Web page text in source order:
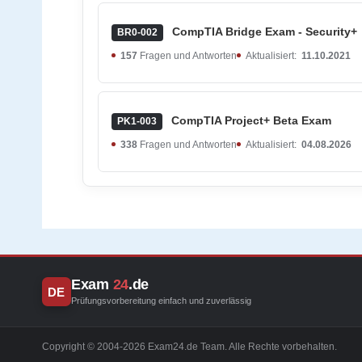
BR0-002 CompTIA Bridge Exam - Security+
157 Fragen und Antworten Aktualisiert: 11.10.2021
PK1-003 CompTIA Project+ Beta Exam
338 Fragen und Antworten Aktualisiert: 04.08.2026
DE Exam 24.de
Prüfungsvorbereitung einfach und zuverlässig
Copyright © 2004-2026 Exam24.de Team. Alle Rechte vorbehalten.